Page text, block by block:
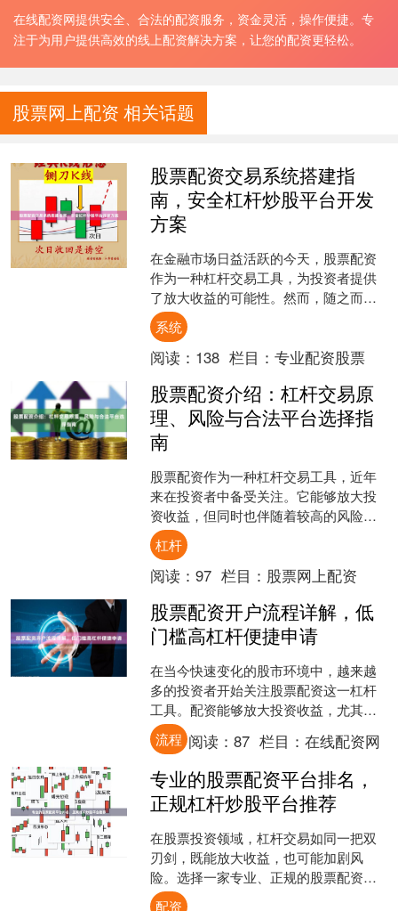
在线配资网提供安全、合法的配资服务，资金灵活，操作便捷。专
注于为用户提供高效的线上配资解决方案，让您的配资更轻松。
股票网上配资 相关话题
股票配资交易系统搭建指
南，安全杠杆炒股平台开发
方案
在金融市场日益活跃的今天，股票配资
作为一种杠杆交易工具，为投资者提供
了放大收益的可能性。然而，随之而来
的风险也不容忽视。因此，搭建一个安
全、合规、高效的股票配资....
系统
阅读： 138 栏目： 专业配资股票
股票配资介绍：杠杆交易原
理、风险与合法平台选择指
南
股票配资作为一种杠杆交易工具，近年
来在投资者中备受关注。它能够放大投
资收益，但同时也伴随着较高的风险。
本文将深入解析股票配资的杠杆原理、
潜在风险，并提供合法平台....
杠杆
阅读： 97 栏目： 股票网上配资
股票配资开户流程详解，低
门槛高杠杆便捷申请
在当今快速变化的股市环境中，越来越
多的投资者开始关注股票配资这一杠杆
工具。配资能够放大投资收益，尤其适
合那些对市场有独到见解但资金有限的
投资者。本文将详细解析股....
流程 阅读：87 栏目：在线配资网
专业的股票配资平台排名，
正规杠杆炒股平台推荐
在股票投资领域，杠杆交易如同一把双
刃剑，既能放大收益，也可能加剧风
险。选择一家专业、正规的股票配资平
台，是投资者在利用杠杆工具前至关重
配资